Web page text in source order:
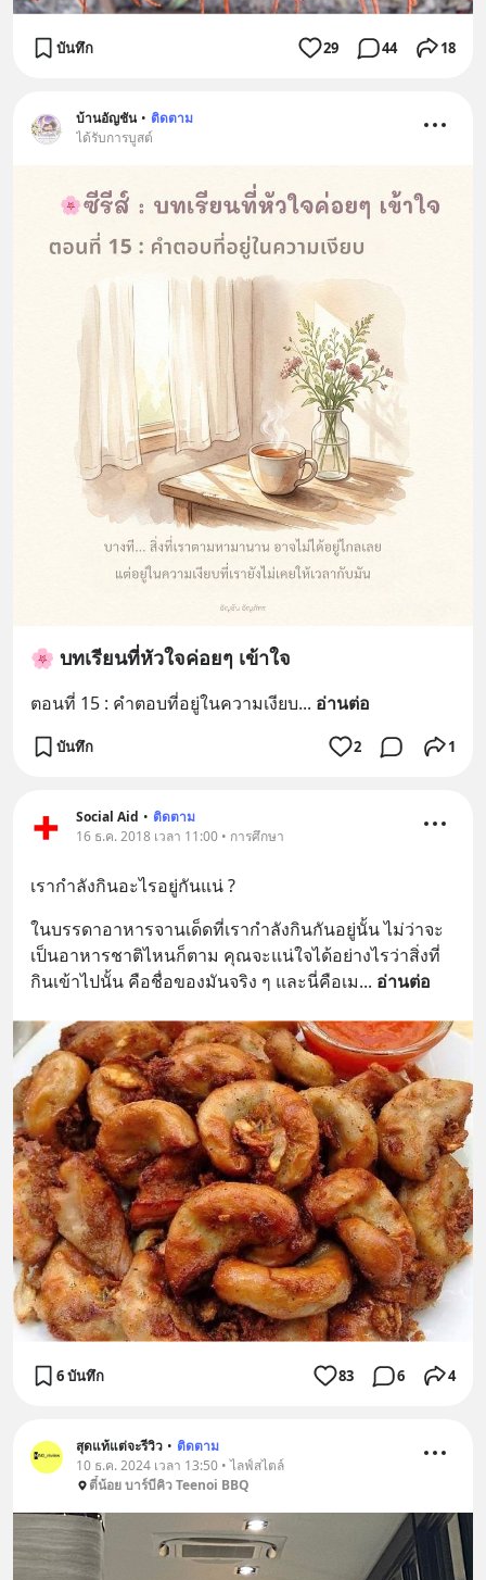
บันทึก 29 44 18
บ้านอัญชัน • ติดตาม
ได้รับการบูสต์
🌸 บทเรียนที่หัวใจค่อยๆ เข้าใจ
ตอนที่ 15 : คำตอบที่อยู่ในความเงียบ... อ่านต่อ
บันทึก 2 1
Social Aid • ติดตาม
16 ธ.ค. 2018 เวลา 11:00 • การศึกษา
เรากำลังกินอะไรอยู่กันแน่ ?
ในบรรดาอาหารจานเด็ดที่เรากำลังกินกันอยู่นั้น ไม่ว่าจะ
เป็นอาหารชาติไหนก็ตาม คุณจะแน่ใจได้อย่างไรว่าสิ่งที่
กินเข้าไปนั้น คือชื่อของมันจริง ๆ และนี่คือเม... อ่านต่อ
6 บันทึก 83 6 4
สุดแท้แต่จะรีวิว • ติดตาม
10 ธ.ค. 2024 เวลา 13:50 • ไลฟ์สไตล์
ตี๋น้อย บาร์บีคิว Teenoi BBQ